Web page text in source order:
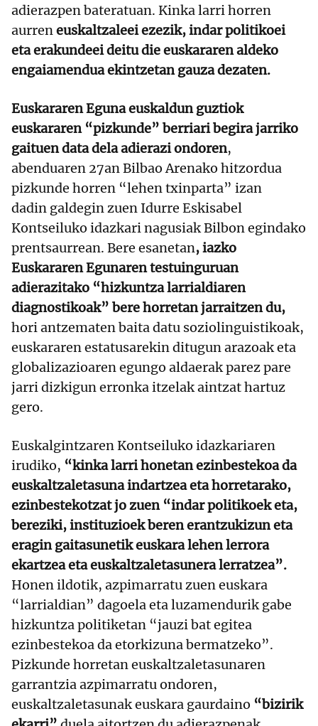
adierazpen bateratuan. Kinka larri horren
aurreneuskaltzaleei ezezik, indar politikoei
eta erakundeei deitu die euskararen aldeko
engaiamendua ekintzetan gauza dezaten.
Euskararen Eguna euskaldun guztiok
euskararen “pizkunde” berriari begira jarriko
gaituen data dela adierazi ondoren,
abenduaren 27an Bilbao Arenako hitzordua
pizkunde horren “lehen txinparta” izan
dadin galdegin zuen Idurre Eskisabel
Kontseiluko idazkari nagusiak Bilbon egindako
prentsaurrean. Bere esanetan, iazko
Euskararen Egunaren testuinguruan
adierazitako “hizkuntza larrialdiaren
diagnostikoak” bere horretan jarraitzen du,
hori antzematen baita datu soziolinguistikoak,
euskararen estatusarekin ditugun arazoak eta
globalizazioaren egungo aldaerak parez pare
jarri dizkigun erronka itzelak aintzat hartuz
gero.
Euskalgintzaren Kontseiluko idazkariaren
irudiko, “kinka larri honetan ezinbestekoa da
euskaltzaletasuna indartzea eta horretarako,
ezinbestekotzat jo zuen “indar politikoek eta,
bereziki, instituzioek beren erantzukizun eta
eragin gaitasunetik euskara lehen lerrora
ekartzea eta euskaltzaletasunera lerratzea”.
Honen ildotik, azpimarratu zuen euskara
“larrialdian” dagoela eta luzamendurik gabe
hizkuntza politiketan “jauzi bat egitea
ezinbestekoa da etorkizuna bermatzeko”.
Pizkunde horretan euskaltzaletasunaren
garrantzia azpimarratu ondoren,
euskaltzaletasunak euskara gaurdaino “bizirik